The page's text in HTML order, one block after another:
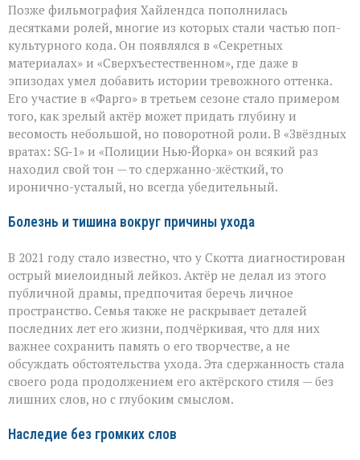
Позже фильмография Хайлендса пополнилась
десятками ролей, многие из которых стали частью поп-
культурного кода. Он появлялся в «Секретных
материалах» и «Сверхъестественном», где даже в
эпизодах умел добавить истории тревожного оттенка.
Его участие в «Фарго» в третьем сезоне стало примером
того, как зрелый актёр может придать глубину и
весомость небольшой, но поворотной роли. В «Звёздных
вратах: SG‑1» и «Полиции Нью‑Йорка» он всякий раз
находил свой тон — то сдержанно-жёсткий, то
иронично-усталый, но всегда убедительный.
Болезнь и тишина вокруг причины ухода
В 2021 году стало известно, что у Скотта диагностирован
острый миелоидный лейкоз. Актёр не делал из этого
публичной драмы, предпочитая беречь личное
пространство. Семья также не раскрывает деталей
последних лет его жизни, подчёркивая, что для них
важнее сохранить память о его творчестве, а не
обсуждать обстоятельства ухода. Эта сдержанность стала
своего рода продолжением его актёрского стиля — без
лишних слов, но с глубоким смыслом.
Наследие без громких слов